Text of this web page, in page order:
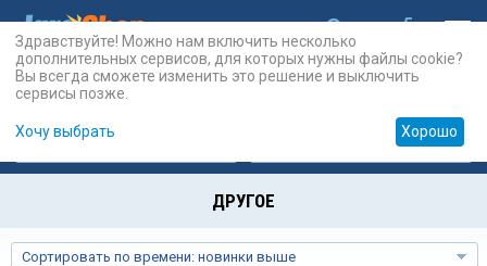
Карты Prepaid
ДРУГОЕ
Сортировать по времени: новинки выше
Здравствуйте! Можно нам включить несколько
дополнительных сервисов, для которых нужны файлы cookie?
Вы всегда сможете изменить это решение и выключить
сервисы позже.
Хочу выбрать Хорошо